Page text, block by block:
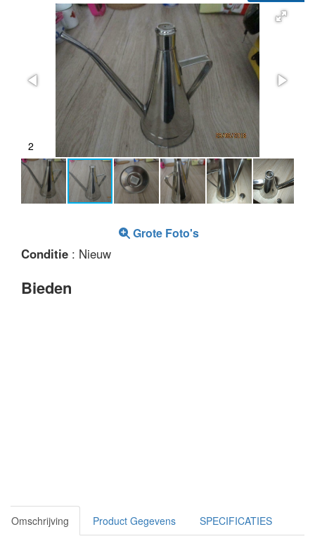
2
Grote Foto's
Conditie : Nieuw
Bieden
Omschrijving Product Gegevens SPECIFICATIES